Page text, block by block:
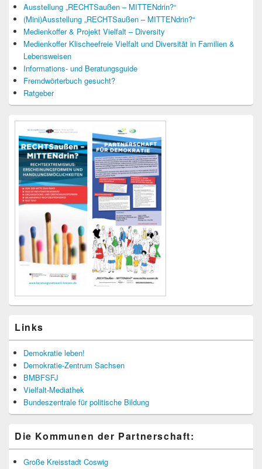
Ausstellung „RECHTSaußen – MITTENdrin?“
(Mini)Ausstellung „RECHTSaußen – MITTENdrin?“
Medienkoffer & Projekt Vielfalt – Diversity
Medienkoffer Klischeefreie Vielfalt und Diversität in Familien &
Lebensweisen
Informations- und Beratungsguide
Fremdwörterbuch gesucht?
Ratgeber
Links
Demokratie leben!
Demokratie-Zentrum Sachsen
BMBFSFJ
Vielfalt-Mediathek
Bundeszentrale für politische Bildung
Die Kommunen der Partnerschaft:
Große Kreisstadt Coswig